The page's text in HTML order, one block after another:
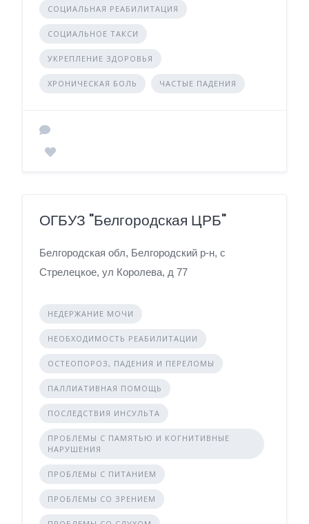
СОЦИАЛЬНАЯ РЕАБИЛИТАЦИЯ
СОЦИАЛЬНОЕ ТАКСИ
УКРЕПЛЕНИЕ ЗДОРОВЬЯ
ХРОНИЧЕСКАЯ БОЛЬ ЧАСТЫЕ ПАДЕНИЯ
ОГБУЗ "Белгородская ЦРБ"
Белгородская обл, Белгородский р-н, с
Стрелецкое, ул Королева, д 77
НЕДЕРЖАНИЕ МОЧИ
НЕОБХОДИМОСТЬ РЕАБИЛИТАЦИИ
ОСТЕОПОРОЗ, ПАДЕНИЯ И ПЕРЕЛОМЫ
ПАЛЛИАТИВНАЯ ПОМОЩЬ
ПОСЛЕДСТВИЯ ИНСУЛЬТА
ПРОБЛЕМЫ С ПАМЯТЬЮ И КОГНИТИВНЫЕ
НАРУШЕНИЯ
ПРОБЛЕМЫ С ПИТАНИЕМ
ПРОБЛЕМЫ СО ЗРЕНИЕМ